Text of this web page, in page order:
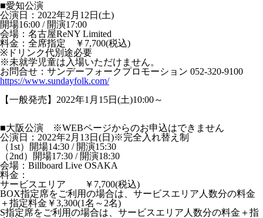
■愛知公演
公演日：2022年2月12日(土)
開場16:00 / 開演17:00
会場：名古屋ReNY Limited
料金：全席指定 ￥7,700(税込)
※ドリンク代別途必要
※未就学児童は入場いただけません。
お問合せ：サンデーフォークプロモーション 052-320-9100
https://www.sundayfolk.com/
【一般発売】2022年1月15日(土)10:00～
■大阪公演
※WEBページからのお申込はできません
公演日：2022年2月13日(日)※完全入れ替え制
（1st）開場14:30 / 開演15:30
（2nd）開場17:30 / 開演18:30
会場：Billboard Live OSAKA
料金：
サービスエリア ￥7,700(税込)
BOX指定席をご利用の場合は、サービスエリア人数分の料金
＋指定料金￥3,300(1名～2名)
S指定席をご利用の場合は、サービスエリア人数分の料金＋指